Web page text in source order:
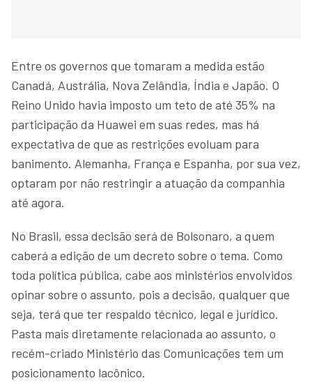
Entre os governos que tomaram a medida estão
Canadá, Austrália, Nova Zelândia, Índia e Japão. O
Reino Unido havia imposto um teto de até 35% na
participação da Huawei em suas redes, mas há
expectativa de que as restrições evoluam para
banimento. Alemanha, França e Espanha, por sua vez,
optaram por não restringir a atuação da companhia
até agora.
No Brasil, essa decisão será de Bolsonaro, a quem
caberá a edição de um decreto sobre o tema. Como
toda política pública, cabe aos ministérios envolvidos
opinar sobre o assunto, pois a decisão, qualquer que
seja, terá que ter respaldo técnico, legal e jurídico.
Pasta mais diretamente relacionada ao assunto, o
recém-criado Ministério das Comunicações tem um
posicionamento lacônico.